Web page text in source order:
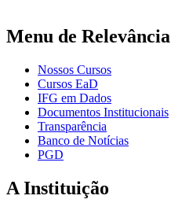
Menu de Relevância
Nossos Cursos
Cursos EaD
IFG em Dados
Documentos Institucionais
Transparência
Banco de Notícias
PGD
A Instituição